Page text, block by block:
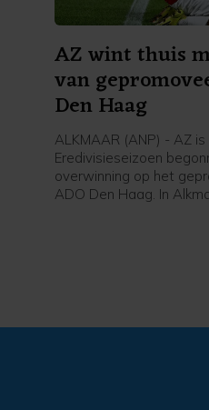
AZ wint thuis
van
Den Haag
ALKMAAR (ANP) - AZ
Eredivisieseizoen
overwinning op het
ADO Den Haag. In